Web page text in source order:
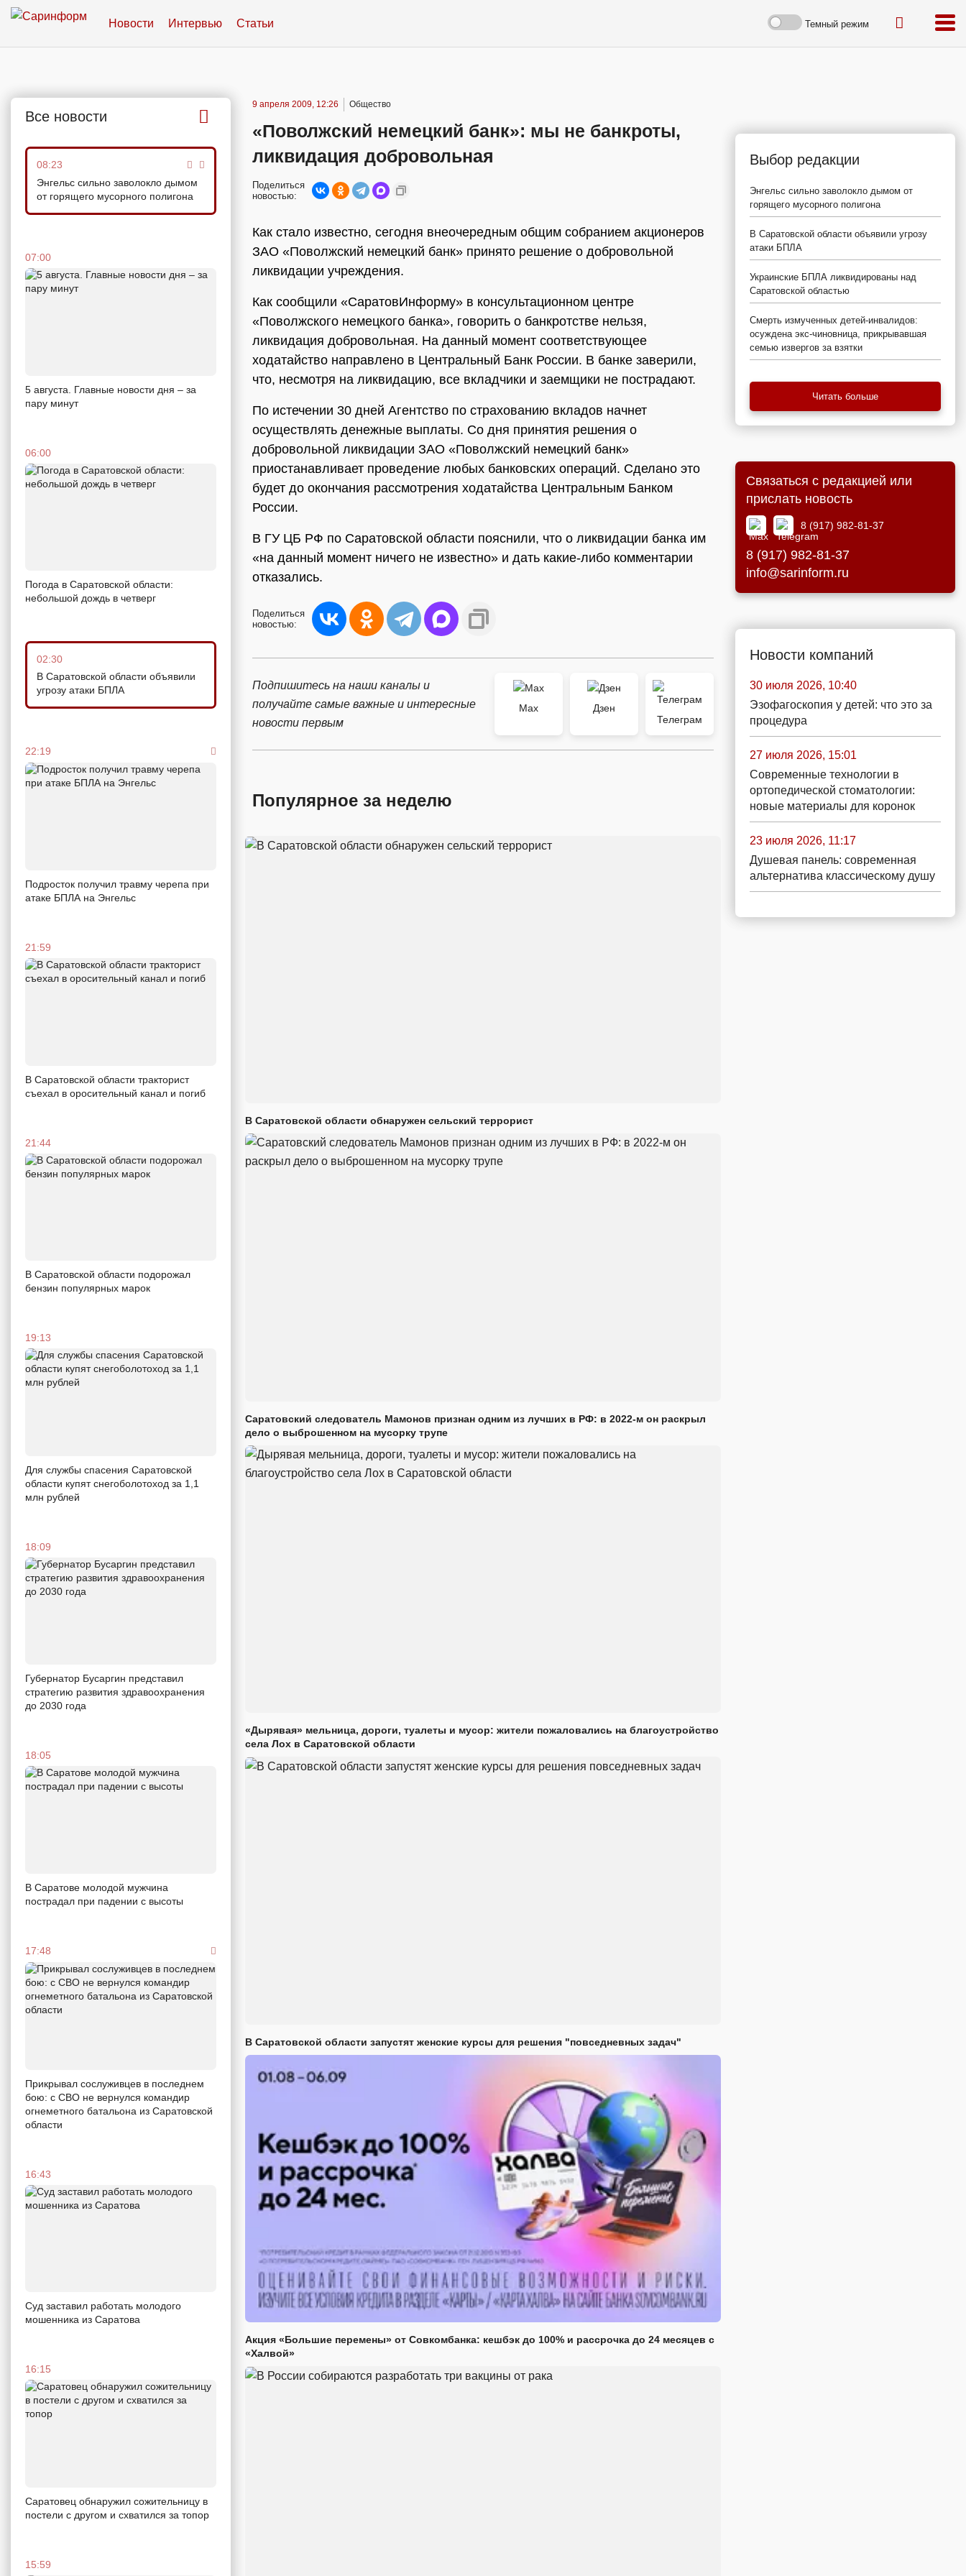
Новости Интервью Статьи Темный режим
Все новости
08:23
Энгельс сильно заволокло дымом
от горящего мусорного полигона
07:00
5 августа. Главные новости дня – за
пару минут
06:00
Погода в Саратовской области:
небольшой дождь в четверг
02:30
В Саратовской области объявили
угрозу атаки БПЛА
22:19
Подросток получил травму черепа при
атаке БПЛА на Энгельс
21:59
В Саратовской области тракторист
съехал в оросительный канал и погиб
21:44
В Саратовской области подорожал
бензин популярных марок
19:13
Для службы спасения Саратовской
области купят снегоболотоход за 1,1
млн рублей
18:09
Губернатор Бусаргин представил
стратегию развития здравоохранения
до 2030 года
18:05
В Саратове молодой мужчина
пострадал при падении с высоты
17:48
Прикрывал сослуживцев в последнем
бою: с СВО не вернулся командир
огнеметного батальона из Саратовской
области
16:43
Суд заставил работать молодого
мошенника из Саратова
16:15
Саратовец обнаружил сожительницу в
постели с другом и схватился за топор
15:59
9 апреля 2009, 12:26 Общество
«Поволжский немецкий банк»: мы не банкроты,
ликвидация добровольная
Поделиться
новостью:
Как стало известно, сегодня внеочередным общим собранием акционеров
ЗАО «Поволжский немецкий банк» принято решение о добровольной
ликвидации учреждения.
Как сообщили «СаратовИнформу» в консультационном центре
«Поволжского немецкого банка», говорить о банкротстве нельзя,
ликвидация добровольная. На данный момент соответствующее
ходатайство направлено в Центральный Банк России. В банке заверили,
что, несмотря на ликвидацию, все вкладчики и заемщики не пострадают.
По истечении 30 дней Агентство по страхованию вкладов начнет
осуществлять денежные выплаты. Со дня принятия решения о
добровольной ликвидации ЗАО «Поволжский немецкий банк»
приостанавливает проведение любых банковских операций. Сделано это
будет до окончания рассмотрения ходатайства Центральным Банком
России.
В ГУ ЦБ РФ по Саратовской области пояснили, что о ликвидации банка им
«на данный момент ничего не известно» и дать какие-либо комментарии
отказались.
Поделиться
новостью:
Подпишитесь на наши каналы и
получайте самые важные и интересные
новости первым
Max
Дзен
Телеграм
Популярное за неделю
В Саратовской области обнаружен сельский террорист
Саратовский следователь Мамонов признан одним из лучших в РФ: в 2022-м он раскрыл
дело о выброшенном на мусорку трупе
«Дырявая» мельница, дороги, туалеты и мусор: жители пожаловались на благоустройство
села Лох в Саратовской области
В Саратовской области запустят женские курсы для решения "повседневных задач"
Акция «Большие перемены» от Совкомбанка: кешбэк до 100% и рассрочка до 24 месяцев с
«Халвой»
Выбор редакции
Энгельс сильно заволокло дымом от
горящего мусорного полигона
В Саратовской области объявили угрозу
атаки БПЛА
Украинские БПЛА ликвидированы над
Саратовской областью
Смерть измученных детей-инвалидов:
осуждена экс-чиновница, прикрывавшая
семью извергов за взятки
Читать больше
Связаться с редакцией или
прислать новость
8 (917) 982-81-37
8 (917) 982-81-37
info@sarinform.ru
Новости компаний
30 июля 2026, 10:40
Эзофагоскопия у детей: что это за
процедура
27 июля 2026, 15:01
Современные технологии в
ортопедической стоматологии:
новые материалы для коронок
23 июля 2026, 11:17
Душевая панель: современная
альтернатива классическому душу